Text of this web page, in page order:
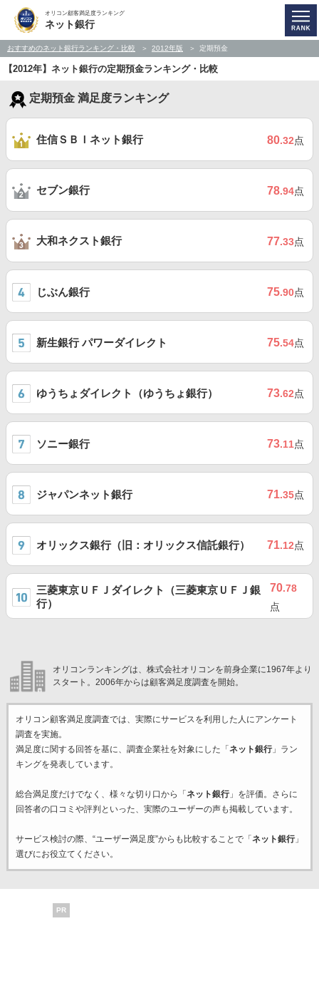
オリコン顧客満足度ランキング
ネット銀行
おすすめのネット銀行ランキング・比較 2012年版 定期預金
【2012年】ネット銀行の定期預金ランキング・比較
定期預金 満足度ランキング
住信ＳＢＩネット銀行 80.32点
セブン銀行 78.94点
大和ネクスト銀行 77.33点
じぶん銀行 75.90点
新生銀行 パワーダイレクト 75.54点
ゆうちょダイレクト（ゆうちょ銀行） 73.62点
ソニー銀行 73.11点
ジャパンネット銀行 71.35点
オリックス銀行（旧：オリックス信託銀行） 71.12点
三菱東京ＵＦＪダイレクト（三菱東京ＵＦＪ銀
行）
70.78
点
オリコンランキングは、株式会社オリコンを前身企業に1967年より
スタート。2006年からは顧客満足度調査を開始。
オリコン顧客満足度調査では、実際にサービスを利用した 人にアンケート
調査を実施。
満足度に関する回答を基に、調査企業社を対象にした「 ネット銀行」ラン
キングを発表しています。
総合満足度だけでなく、様々な切り口から「 ネット銀行」を評価。さらに
回答者の口コミや評判といった、実際のユーザーの声も掲載しています。
サービス検討の際、“ユーザー満足度”からも比較することで「 ネット銀行」
選びにお役立てください。
PR